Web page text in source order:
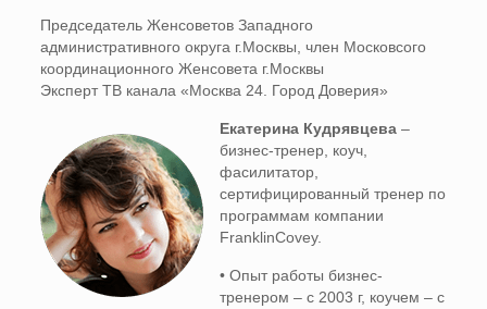
Председатель Женсоветов Западного
административного округа г.Москвы, член Московсого
координационного Женсовета г.Москвы
Эксперт ТВ канала «Москва 24. Город Доверия»
Екатерина Кудрявцева–
бизнес-тренер, коуч,
фасилитатор,
сертифицированный тренер по
программам компании
FranklinCovey.
• Опыт работы бизнес-
тренером – с 2003 г, коучем – с